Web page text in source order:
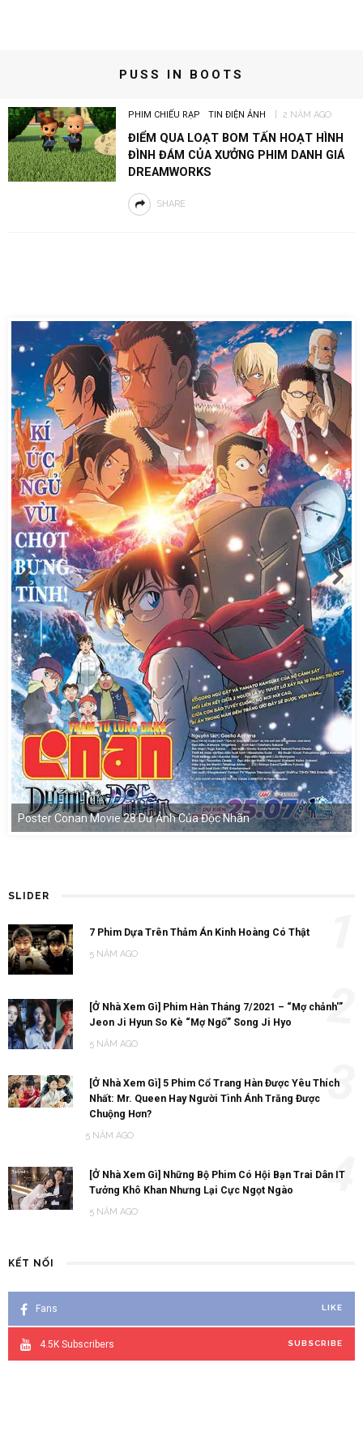
PUSS IN BOOTS
PHIM CHIẾU RẠP TIN ĐIỆN ẢNH 2 NĂM AGO
ĐIỂM QUA LOẠT BOM TẤN HOẠT HÌNH
ĐÌNH ĐÁM CỦA XƯỞNG PHIM DANH GIÁ
DREAMWORKS
SHARE
Poster Conan Movie 28 Dư Ảnh Của Độc Nhãn
SLIDER
7 Phim Dựa Trên Thảm Án Kinh Hoàng Có Thật
5 NĂM AGO
[Ở Nhà Xem Gì] Phim Hàn Tháng 7/2021 – “Mợ chảnh'”
Jeon Ji Hyun So Kè “Mợ Ngố” Song Ji Hyo
5 NĂM AGO
2
[Ở Nhà Xem Gì] 5 Phim Cổ Trang Hàn Được Yêu Thích
Nhất: Mr. Queen Hay Người Tình Ánh Trăng Được
Chuộng Hơn?
5 NĂM AGO
3
[Ở Nhà Xem Gì] Những Bộ Phim Có Hội Bạn Trai Dân IT
Tưởng Khô Khan Nhưng Lại Cực Ngọt Ngào
5 NĂM AGO
4
KẾT NỐI
Fans LIKE
4.5K Subscribers SUBSCRIBE